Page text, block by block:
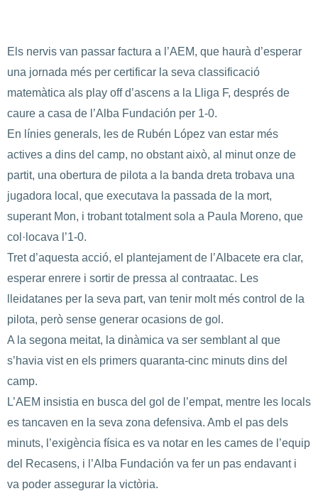
Els nervis van passar factura a l’AEM, que haurà d’esperar
una jornada més per certificar la seva classificació
matemàtica als play off d’ascens a la Lliga F, després de
caure a casa de l’Alba Fundación per 1-0.
En línies generals, les de Rubén López van estar més
actives a dins del camp, no obstant això, al minut onze de
partit, una obertura de pilota a la banda dreta trobava una
jugadora local, que executava la passada de la mort,
superant Mon, i trobant totalment sola a Paula Moreno, que
col·locava l’1-0.
Tret d’aquesta acció, el plantejament de l’Albacete era clar,
esperar enrere i sortir de pressa al contraatac. Les
lleidatanes per la seva part, van tenir molt més control de la
pilota, però sense generar ocasions de gol.
A la segona meitat, la dinàmica va ser semblant al que
s’havia vist en els primers quaranta-cinc minuts dins del
camp.
L’AEM insistia en busca del gol de l’empat, mentre les locals
es tancaven en la seva zona defensiva. Amb el pas dels
minuts, l’exigència física es va notar en les cames de l’equip
del Recasens, i l’Alba Fundación va fer un pas endavant i
va poder assegurar la victòria.